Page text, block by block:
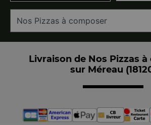
Livraison de Nos Pizzas
sur Méreau